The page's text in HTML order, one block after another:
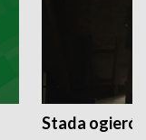
Stada